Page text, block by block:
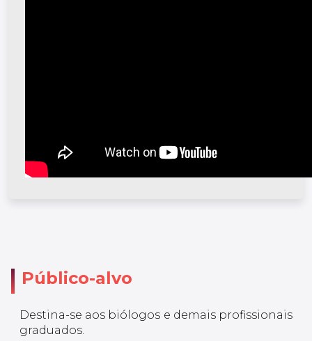
Público-alvo
Destina-se aos biólogos e demais profissionais
graduados.